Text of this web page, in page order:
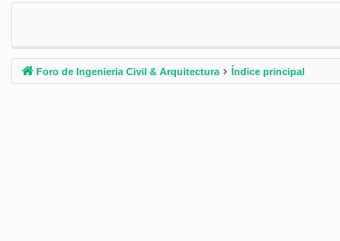
Foro de Ingenieria Civil & Arquitectura Índice principal